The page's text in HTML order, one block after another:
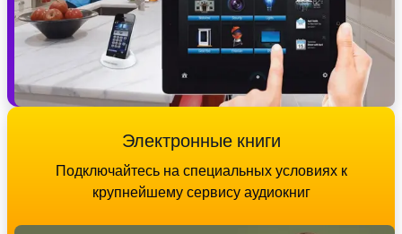
Электронные книги
Подключайтесь на специальных условиях к
крупнейшему сервису аудиокниг